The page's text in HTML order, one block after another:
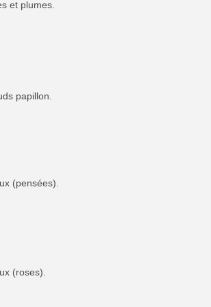
et plumes.
papillon.
(pensées).
(roses).